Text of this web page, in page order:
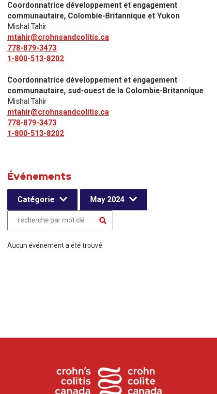
Coordonnatrice développement et engagement
communautaire, Colombie-Britannique et Yukon
Mishal Tahir
mtahir@crohnsandcolitis.ca
778-879-3473
1-800-513-8202
Coordonnatrice développement et engagement
communautaire, sud-ouest de la Colombie-Britannique
Mishal Tahir
mtahir@crohnsandcolitis.ca
778-879-3473
1-800-513-8202
Événements
Catégorie May 2024
Aucun événement a été trouvé.